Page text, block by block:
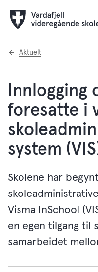
Du
Aktuelt
Innlogging
foresatte i
system
Skolene har
Visma InSchool
en egen tilgang til
samarbeidet